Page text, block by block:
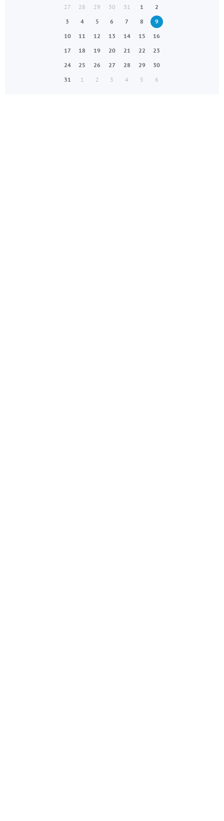
27
28 29 30 31 1
2
3
4 5 6 7 8
9
10
11 12 13 14 15
16
17
18 19 20 21 22
23
24
25 26 27 28 29
30
31
1 2 3 4 5 6